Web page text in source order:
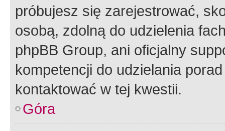
próbujesz się zarejestrować,
osobą, zdolną do udzielenia
phpBB Group, ani oficjalny
kompetencji do udzielania
kontaktować w tej kwestii.
Góra